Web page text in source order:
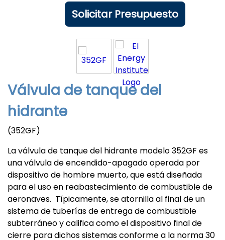
Solicitar Presupuesto
Válvula de tanque del
hidrante
(352GF)
La válvula de tanque del hidrante modelo 352GF es
una válvula de encendido-apagado operada por
dispositivo de hombre muerto, que está diseñada
para el uso en reabastecimiento de combustible de
aeronaves. Típicamente, se atornilla al final de un
sistema de tuberías de entrega de combustible
subterráneo y califica como el dispositivo final de
cierre para dichos sistemas conforme a la norma 30